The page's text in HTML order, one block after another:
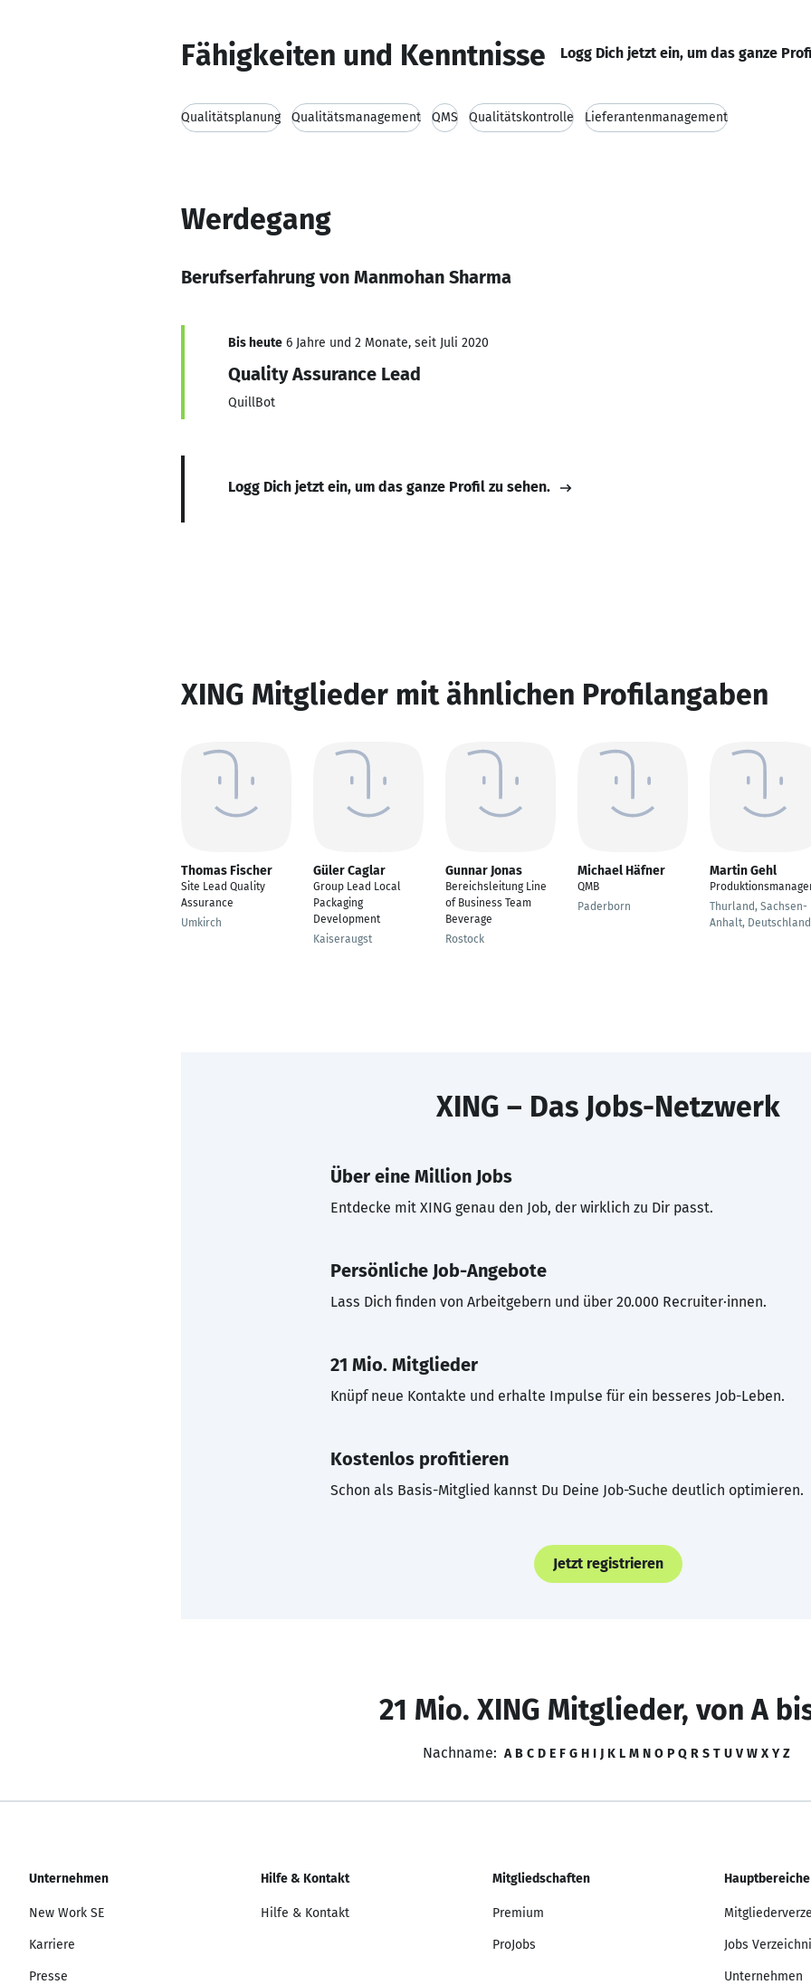
Fähigkeiten und Kenntnisse Logg Dich jetzt ein, um das ganze
Qualitätsplanung Qualitätsmanagement QMS Qualitätskontrolle Lieferantenmanagement
Werdegang
Berufserfahrung von Manmohan Sharma
Bis heute 6 Jahre und 2 Monate, seit Juli 2020
Quality Assurance Lead
QuillBot
Logg Dich jetzt ein, um das ganze Profil zu sehen.
XING Mitglieder mit ähnlichen Profilangaben
Thomas Fischer
Site Lead Quality
Assurance
Umkirch
Güler Caglar
Group Lead Local
Packaging
Development
Kaiseraugst
Gunnar Jonas
Bereichsleitung Line
of Business Team
Beverage
Rostock
Michael Häfner
QMB
Paderborn
Martin Gehl
Thurland, Sachsen-
Anhalt, Deutschland
XING – Das Jobs-Netzwerk
Über eine Million Jobs
Entdecke mit XING genau den Job, der wirklich zu Dir passt.
Persönliche Job-Angebote
Lass Dich finden von Arbeitgebern und über 20.000 Recruiter·innen.
21 Mio. Mitglieder
Knüpf neue Kontakte und erhalte Impulse für ein besseres Job-Leben.
Kostenlos profitieren
Schon als Basis-Mitglied kannst Du Deine Job-Suche deutlich optimieren.
Jetzt registrieren
21 Mio. XING Mitglieder, von A
Nachname: A B C D E F G H I J K L M N O P Q R S T U V W X Y Z
Unternehmen
New Work SE
Karriere
Presse
Hilfe & Kontakt
Hilfe & Kontakt
Mitgliedschaften
Premium
ProJobs
Hauptbereiche
Jobs
Unternehmen